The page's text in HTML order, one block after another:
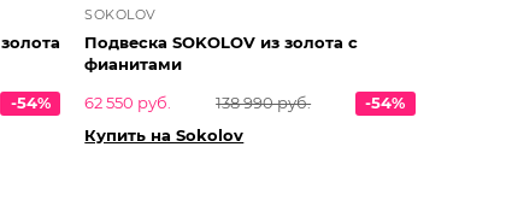
-54%
SOKOLOV
Подвеска SOKOLOV из золота с
фианитами
62 550 руб.
138 990 руб.
-54%
Купить на Sokolov